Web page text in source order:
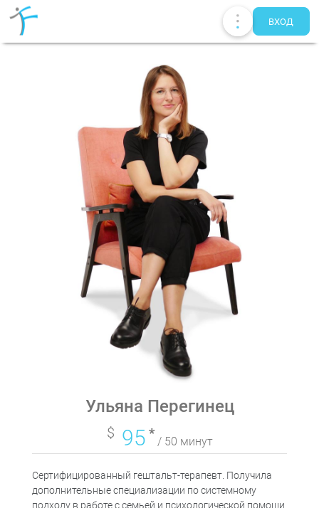
Публикации
Терапевты
UAEN
ВХОД
Ульяна Перегинец
$ 95*
/ 50 минут
Сертифицированный гештальт-терапевт. Получила
дополнительные специализации по системному
подходу в работе с семьей и психологической помощи